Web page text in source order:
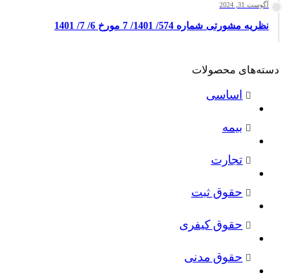
آگوست 31, 2024
نظریه مشورتی شماره 574/ 1401/ 7 مورخ 6/ 7/ 1401
دسته‌های محصولات
اساسی
بیمه
تجارت
حقوق ثبت
حقوق کیفری
حقوق مدنی